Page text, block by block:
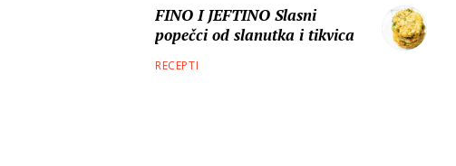
FINO I JEFTINO Slasni
popečci od slanutka i tikvica
RECEPTI